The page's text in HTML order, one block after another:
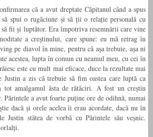
că a avut dreptate Căpitanul când a spus
spui o rugăciune și să ții o relație personală cu
fii și luptător. Era împotriva resemnării care vine
a creștinului, care spune: eu mă retrag în
pe diavol în mine, pentru că așa trebuie, așa ni
acestea, lupta în comun cu neamul meu, cu cei în
este cu mult mai eficace, duce la rezultate mai
Justin a zis că trebuie să fim oastea care luptă ca
tot amalgamul ăsta de rătăciri. A fost un creștin
Părintele a avut foarte puține ore de odihnă, numai
dacă și orele acelea îi erau acordate, dacă nu în
Justin stătea de vorbă cu Părintele său veșnic.